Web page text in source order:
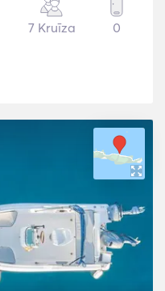
7 Kruīza 0